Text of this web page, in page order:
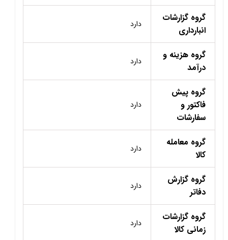
گروه گزارشات
انبارداری
دارد
گروه هزینه و
درآمد
دارد
گروه پیش
فاکتور و
سفارشات
دارد
گروه معامله
کالا
دارد
گروه گزارش
دفاتر
دارد
گروه گزارشات
زمانی کالا
دارد